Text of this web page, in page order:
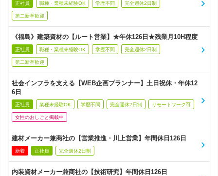
正社員 職種・業種未経験OK 学歴不問 完全週休2日制
第二新卒歓迎
《福島》建築資材の【ルート営業】★年休126日★残業月10H程度
正社員 職種・業種未経験OK 学歴不問 完全週休2日制
第二新卒歓迎
社会インフラを支える【WEB企画プランナー】土日祝休・年休12
6日
正社員 業種未経験OK 学歴不問 完全週休2日制 リモートワーク可
女性のおしごと掲載中
建材メーカー兼商社の【営業推進・川上営業】年間休日126日
新着 正社員 完全週休2日制
内装資材メーカー兼商社の【技術研究】年間休日126日